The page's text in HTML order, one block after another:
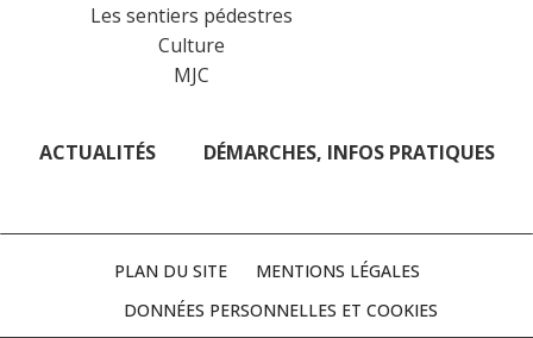
Les sentiers pédestres
Culture
MJC
ACTUALITÉS DÉMARCHES, INFOS PRATIQUES
PLAN DU SITE
MENTIONS LÉGALES
DONNÉES PERSONNELLES ET COOKIES